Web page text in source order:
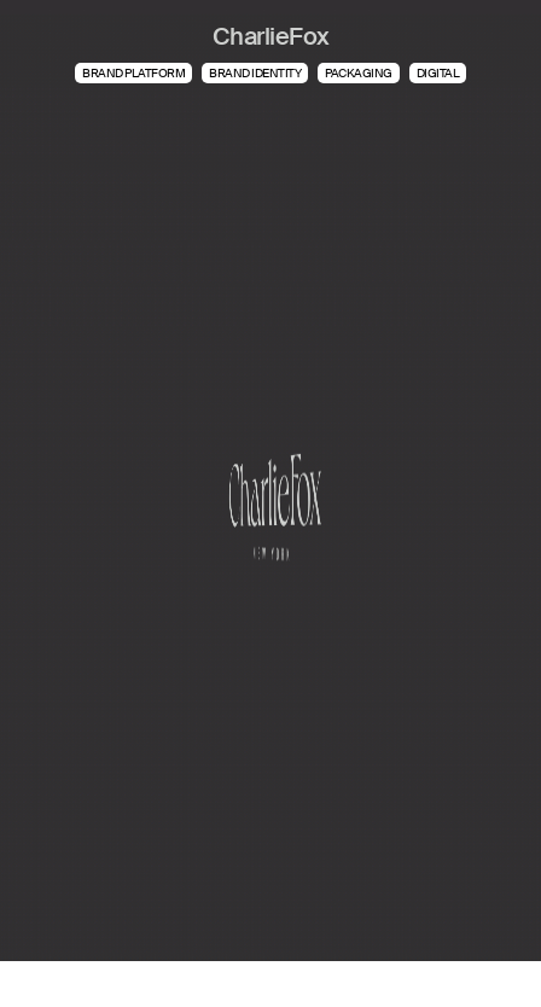
CharlieFox
BRAND PLATFORM BRAND IDENTITY PACKAGING DIGITAL